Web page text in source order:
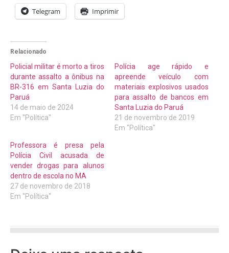
Telegram Imprimir
Relacionado
Policial militar é morto a tiros
durante assalto a ônibus na
BR-316 em Santa Luzia do
Paruá
14 de maio de 2024
Em "Política"
Polícia age rápido e
apreende veículo com
materiais explosivos usados
para assalto de bancos em
Santa Luzia do Paruá
21 de novembro de 2019
Em "Política"
Professora é presa pela
Polícia Civil acusada de
vender drogas para alunos
dentro de escola no MA
27 de novembro de 2018
Em "Política"